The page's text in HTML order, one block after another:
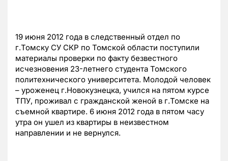
19 июня 2012 года в следственный отдел по
г.Томску СУ СКР по Томской области поступили
материалы проверки по факту безвестного
исчезновения 23-летнего студента Томского
политехнического университета. Молодой человек
– уроженец г.Новокузнецка, учился на пятом курсе
ТПУ, проживал с гражданской женой в г.Томске на
съемной квартире. 6 июня 2012 года в пятом часу
утра он ушел из квартиры в неизвестном
направлении и не вернулся.